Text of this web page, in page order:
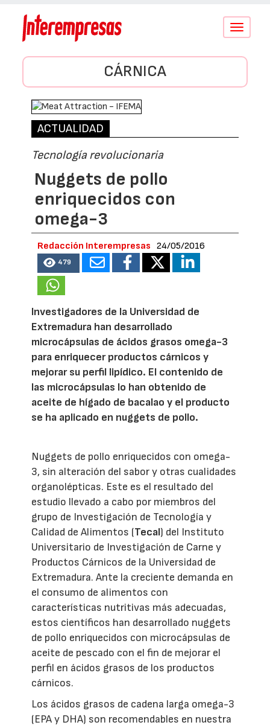
Conmutar
CÁRNICA
ACTUALIDAD
Tecnología revolucionaria
Nuggets de pollo
enriquecidos con
omega-3
Redacción Interempresas 24/05/2016
479
Investigadores de la Universidad de
Extremadura han desarrollado
microcápsulas de ácidos grasos omega-3
para enriquecer productos cárnicos y
mejorar su perfil lipídico. El contenido de
las microcápsulas lo han obtenido de
aceite de hígado de bacalao y el producto
se ha aplicado en nuggets de pollo.
Nuggets de pollo enriquecidos con omega-
3, sin alteración del sabor y otras cualidades
organolépticas. Este es el resultado del
estudio llevado a cabo por miembros del
grupo de Investigación de Tecnología y
Calidad de Alimentos (Tecal) del Instituto
Universitario de Investigación de Carne y
Productos Cárnicos de la Universidad de
Extremadura. Ante la creciente demanda en
el consumo de alimentos con
características nutritivas más adecuadas,
estos científicos han desarrollado nuggets
de pollo enriquecidos con microcápsulas de
aceite de pescado con el fin de mejorar el
perfil en ácidos grasos de los productos
cárnicos.
Los ácidos grasos de cadena larga omega-3
(EPA y DHA) son recomendables en nuestra